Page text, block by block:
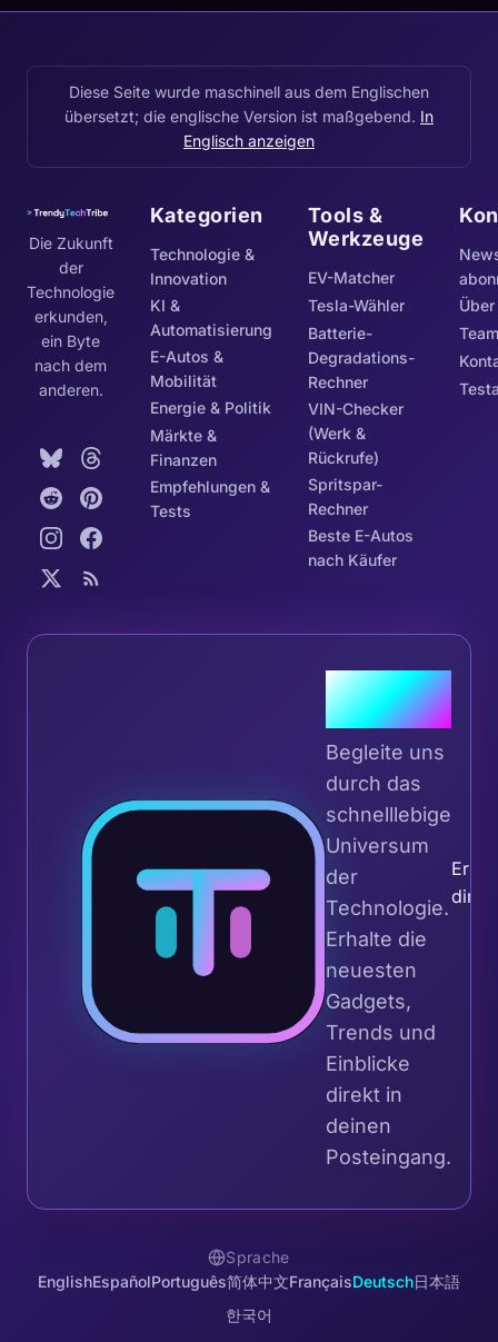
Diese Seite wurde maschinell aus dem Englischen
übersetzt; die englische Version ist maßgebend. In
Englisch anzeigen
Die Zukunft
der
Technologie
erkunden,
ein Byte
nach dem
anderen.
Kategorien
Technologie &
Innovation
KI &
Automatisierung
E-Autos &
Mobilität
Energie & Politik
Märkte &
Finanzen
Empfehlungen &
Tests
Tools &
Werkzeuge
EV-Matcher
Tesla-Wähler
Batterie-
Degradations-
Rechner
VIN-Checker
(Werk &
Rückrufe)
Spritspar-
Rechner
Beste E-Autos
nach Käufer
Tritt dem
Tribe bei
Begleite uns
durch das
schnelllebige
Universum
der
Technologie.
Erhalte die
neuesten
Gadgets,
Trends und
Einblicke
direkt in
deinen
Posteingang.
Sprache
EnglishEspañolPortuguês简体中文FrançaisDeutsch日本語
한국어